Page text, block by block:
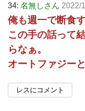
34: 名無しさん 2022/
俺も週一で断食
この手の話って
らなぁ。
オートファジーと
レスにコメント